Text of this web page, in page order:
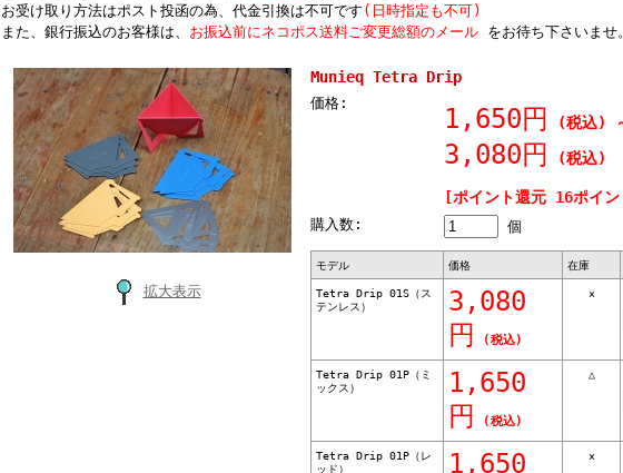
お受け取り方法はポスト投函の為、代金引換は不可です (日時指定も不可)
また、銀行振込のお客様は、 お振込前にネコポス送料ご変更総額のメール をお待ち下さいませ。
拡大表示
Munieq Tetra Drip
価格:
1,650円 (税込)
3,080円 (税込)
[ポイント還元 16ポイ
購入数: 個
モデル 価格 在庫
Tetra Drip 01S（ス
テンレス）
3,080
円
(税込)
×
Tetra Drip 01P（ミ
ックス）
1,650
円
(税込)
△
Tetra Drip 01P（レ
ッド）
1,650
×